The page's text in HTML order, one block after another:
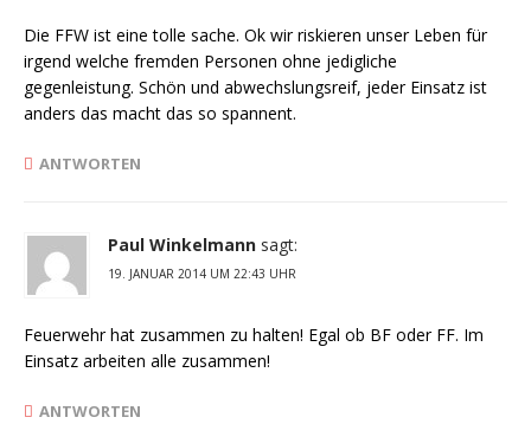
Die FFW ist eine tolle sache. Ok wir riskieren unser Leben für
irgend welche fremden Personen ohne jedigliche
gegenleistung. Schön und abwechslungsreif, jeder Einsatz ist
anders das macht das so spannent.
ANTWORTEN
Paul Winkelmann sagt:
19. JANUAR 2014 UM 22:43 UHR
Feuerwehr hat zusammen zu halten! Egal ob BF oder FF. Im
Einsatz arbeiten alle zusammen!
ANTWORTEN